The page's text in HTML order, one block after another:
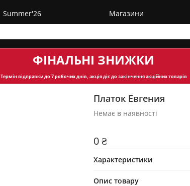
Summer'26 Магазини
ФІНАЛЬНІ ЗНИЖКИ
Термін відправкидо 7 робочих днів, акція діє до закінчення акційних товарів
Платок Евгения
Немає в наявності
0 ₴
Характеристики
Опис товару